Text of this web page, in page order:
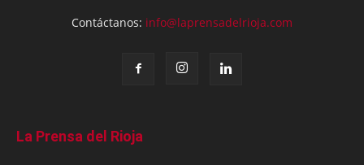
Contáctanos: info@laprensadelrioja.com
La Prensa del Rioja